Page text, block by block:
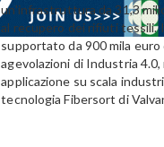
un'infrastruttura da 31,3
al recupero dei rifiuti tessili.
supportato da 900 mila euro
agevolazioni di Industria
applicazione su scala
tecnologia Fibersort di